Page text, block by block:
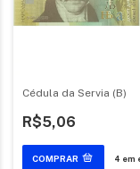
Cédula da Servia (B)
R$5,06
4 em